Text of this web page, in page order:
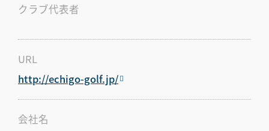
クラブ代表者
URL
http://echigo-golf.jp/
会社名